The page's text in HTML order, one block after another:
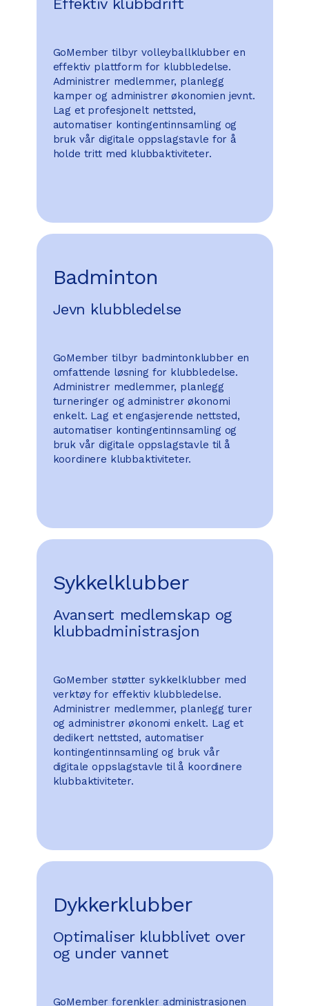
Effektiv klubbdrift
GoMember tilbyr volleyballklubber en
effektiv plattform for klubbledelse.
Administrer medlemmer, planlegg
kamper og administrer økonomien jevnt.
Lag et profesjonelt nettsted,
automatiser kontingentinnsamling og
bruk vår digitale oppslagstavle for å
holde tritt med klubbaktiviteter.
Badminton
Jevn klubbledelse
GoMember tilbyr badmintonklubber en
omfattende løsning for klubbledelse.
Administrer medlemmer, planlegg
turneringer og administrer økonomi
enkelt. Lag et engasjerende nettsted,
automatiser kontingentinnsamling og
bruk vår digitale oppslagstavle til å
koordinere klubbaktiviteter.
Sykkelklubber
Avansert medlemskap og
klubbadministrasjon
GoMember støtter sykkelklubber med
verktøy for effektiv klubbledelse.
Administrer medlemmer, planlegg turer
og administrer økonomi enkelt. Lag et
dedikert nettsted, automatiser
kontingentinnsamling og bruk vår
digitale oppslagstavle til å koordinere
klubbaktiviteter.
Dykkerklubber
Optimaliser klubblivet over
og under vannet
GoMember forenkler administrasjonen